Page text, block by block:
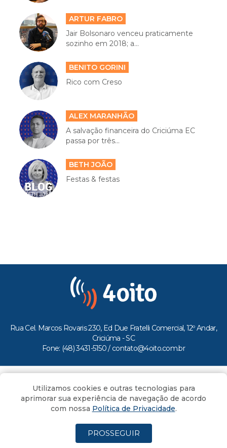
ARTUR FABRO
Jair Bolsonaro venceu praticamente
sozinho em 2018; a...
BENITO GORINI
Rico com Creso
ALEX MARANHÃO
A salvação financeira do Criciúma EC
passa por três...
BETH JOÃO
Festas & festas
Rua Cel. Marcos Rovaris 230, Ed Due Fratelli Comercial, 12º Andar,
Criciúma - SC
Fone: (48) 3431-5150 / contato@4oito.com.br
Todos os direitos reservados ao Portal 4oito
Utilizamos cookies e outras tecnologias para
aprimorar sua experiência de navegação de acordo
com nossa Política de Privacidade.
PROSSEGUIR